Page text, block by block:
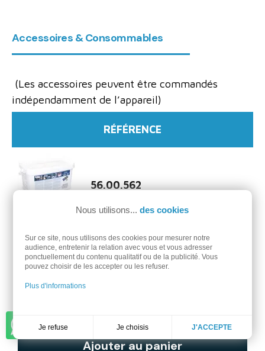
Accessoires & Consommables
(Les accessoires peuvent être commandés
indépendamment de l’appareil)
RÉFÉRENCE
56.00.562
Empêchent les dépôts calcaires dans le générateur de
vapeur et l’enceinte de cuisson de votre four
Ajouter au panier
Nous utilisons... des cookies
Sur ce site, nous utilisons des cookies pour mesurer notre
audience, entretenir la relation avec vous et vous adresser
ponctuellement du contenu qualitatif ou de la publicité. Vous
pouvez choisir de les accepter ou les refuser.
Plus d'informations
Je refuse Je choisis J'ACCEPTE
Discuter sur WhatsApp